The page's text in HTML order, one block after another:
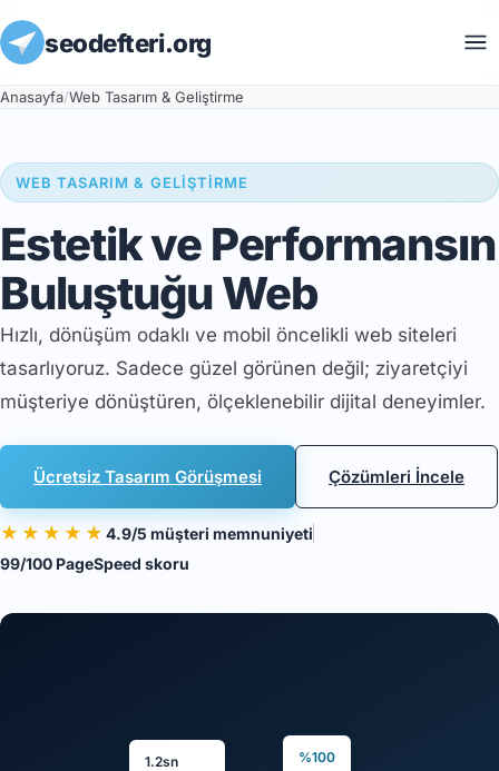
seodefteri.org
Anasayfa/Web Tasarım & Geliştirme
WEB TASARIM & GELİŞTİRME
Estetik ve Performansın
Buluştuğu Web
Hızlı, dönüşüm odaklı ve mobil öncelikli web siteleri
tasarlıyoruz. Sadece güzel görünen değil; ziyaretçiyi
müşteriye dönüştüren, ölçeklenebilir dijital deneyimler.
Ücretsiz Tasarım Görüşmesi Çözümleri İncele
★★★★★ 4.9/5 müşteri memnuniyeti
99/100 PageSpeed skoru
1.2sn
%100